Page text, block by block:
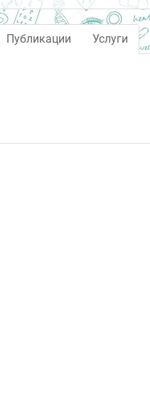
Публикации Услуги